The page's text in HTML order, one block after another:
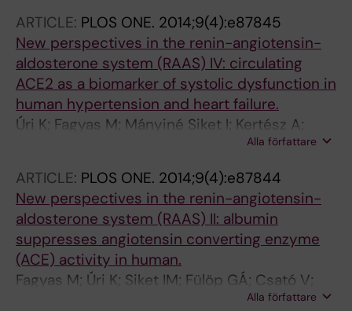
ARTICLE: PLOS ONE. 2014;9(4):e87845
New perspectives in the renin-angiotensin-
aldosterone system (RAAS) IV: circulating
ACE2 as a biomarker of systolic dysfunction in
human hypertension and heart failure.
Úri K; Fagyas M; Mányiné Siket I; Kertész A;
Csanádi Z; Sándorfi G; Clemens M; Fedor R;
Papp Z; Édes I; Tóth A; Lizanecz E
Alla författare
ARTICLE: PLOS ONE. 2014;9(4):e87844
New perspectives in the renin-angiotensin-
aldosterone system (RAAS) II: albumin
suppresses angiotensin converting enzyme
(ACE) activity in human.
Fagyas M; Úri K; Siket IM; Fülöp GÁ; Csató V;
Daragó A; Boczán J; Bányai E; Szentkirályi IE;
Alla författare